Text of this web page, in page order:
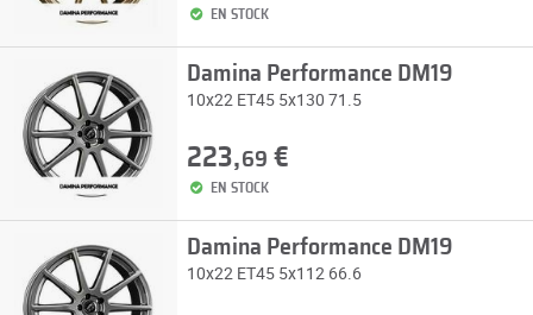
EN STOCK
Damina Performance DM19
10x22 ET45 5x130 71.5
223,69 €
EN STOCK
Damina Performance DM19
10x22 ET45 5x112 66.6